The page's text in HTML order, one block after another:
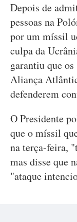
Depois de
pessoas na
por um míssil
culpa da
garantiu que os
Aliança
defenderem
O Presidente
que o míssil
na terça-feira,
mas disse que
"ataque